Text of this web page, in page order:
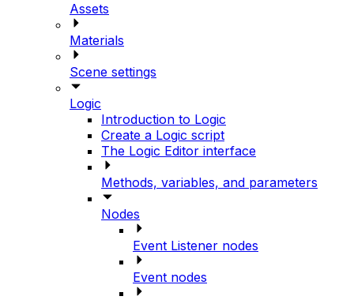
Assets
Materials
Scene settings
Logic
Introduction to Logic
Create a Logic script
The Logic Editor interface
Methods, variables, and parameters
Nodes
Event Listener nodes
Event nodes